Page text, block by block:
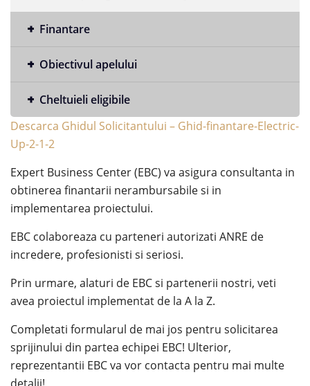
Finantare
Obiectivul apelului
Cheltuieli eligibile
Descarca Ghidul Solicitantului – Ghid-finantare-Electric-
Up-2-1-2
Expert Business Center (EBC) va asigura consultanta in
obtinerea finantarii nerambursabile si in
implementarea proiectului.
EBC colaboreaza cu parteneri autorizati ANRE de
incredere, profesionisti si seriosi.
Prin urmare, alaturi de EBC si partenerii nostri, veti
avea proiectul implementat de la A la Z.
Completati formularul de mai jos pentru solicitarea
sprijinului din partea echipei EBC! Ulterior,
reprezentantii EBC va vor contacta pentru mai multe